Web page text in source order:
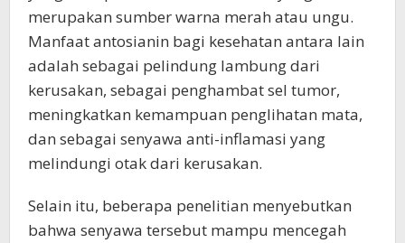
merupakan sumber warna merah atau ungu.
Manfaat antosianin bagi kesehatan antara lain
adalah sebagai pelindung lambung dari
kerusakan, sebagai penghambat sel tumor,
meningkatkan kemampuan penglihatan mata,
dan sebagai senyawa anti-inflamasi yang
melindungi otak dari kerusakan.
Selain itu, beberapa penelitian menyebutkan
bahwa senyawa tersebut mampu mencegah